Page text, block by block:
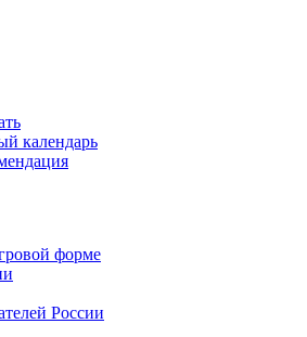
календарь
форме
России